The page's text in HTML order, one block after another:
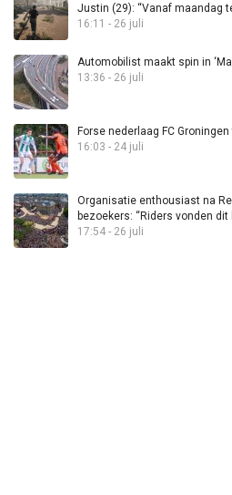
Justin (29): “Vanaf maandag
16:11 - 26 juli
Automobilist maakt spin in
13:36 - 26 juli
Forse nederlaag FC
16:03 - 24 juli
Organisatie enthousiast na
bezoekers: “Riders vonden
17:54 - 26 juli